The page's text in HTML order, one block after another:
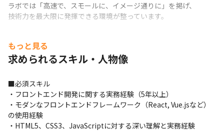
ラボでは「高速で、スモールに、イメージ通りに」を掲げ、
技術力を最大限に発揮できる環境が整っています。
って、
これ以上なく成長できる環境です！
持ち帰り案件なのでフルリモートor本社で業務をしています。
バーチャルオフィスを活用し、
チームで円滑にコミュニケーションを取りながら
業務に取り組める環境をご用意しています。
もっと見る
求められるスキル・人物像
■必須スキル
・フロントエンド開発に関する実務経験（5年以上）
・モダンなフロントエンドフレームワーク（React, Vue.jsなど）
の使用経験
・HTML5、CSS3、JavaScriptに対する深い理解と実務経験